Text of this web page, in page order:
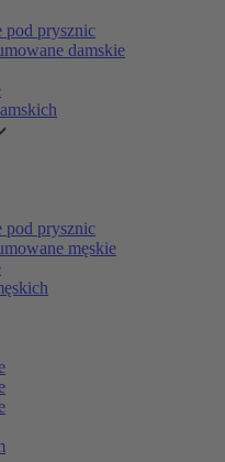
pod prysznic
damskie
pod prysznic
męskie